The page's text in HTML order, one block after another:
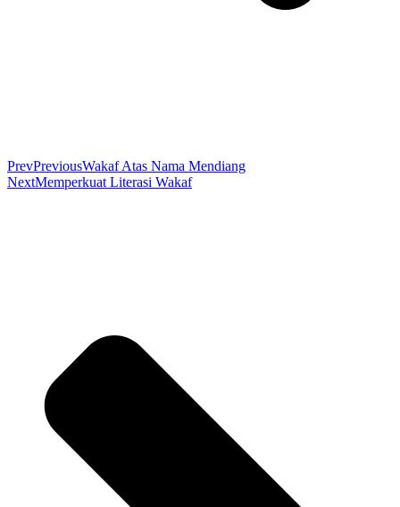
PrevPreviousWakaf Atas Nama Mendiang
NextMemperkuat Literasi Wakaf